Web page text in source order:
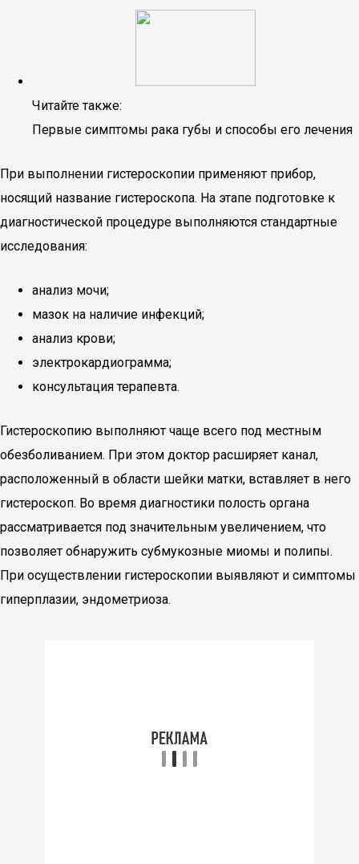
Читайте также:
Первые симптомы рака губы и способы его лечения
При выполнении гистероскопии применяют прибор,
носящий название гистероскопа. На этапе подготовке к
диагностической процедуре выполняются стандартные
исследования:
анализ мочи;
мазок на наличие инфекций;
анализ крови;
электрокардиограмма;
консультация терапевта.
Гистероскопию выполняют чаще всего под местным
обезболиванием. При этом доктор расширяет канал,
расположенный в области шейки матки, вставляет в него
гистероскоп. Во время диагностики полость органа
рассматривается под значительным увеличением, что
позволяет обнаружить субмукозные миомы и полипы.
При осуществлении гистероскопии выявляют и симптомы
гиперплазии, эндометриоза.